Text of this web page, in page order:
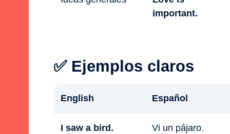
important.
✅ Ejemplos claros
English Español
I saw a bird. Vi un pájaro.